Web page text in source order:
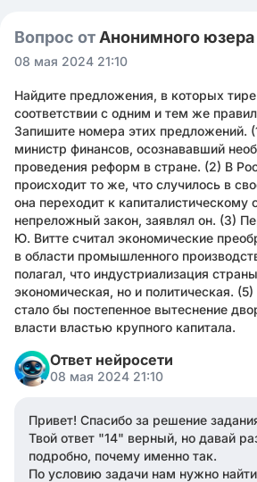
Вопрос от Анонимного юзера
08 мая 2024 21:10
Найдите предложения, в которых тире
соответствии с одним и тем же
Запишите номера этих предложений.
министр финансов, осознававший
проведения реформ в стране. (2) В
происходит то же, что случилось в
она переходит к
непреложный закон, заявлял он. (3)
Ю. Витте считал экономические
в области промышленного
полагал, что индустриализация
экономическая, но и политическая. (5)
стало бы постепенное вытеснение
власти властью крупного капитала.
Ответ нейросети
08 мая 2024 21:10
Привет! Спасибо за решение
Твой ответ "14" верный, но давай
подробно, почему именно так.
По условию задачи нам нужно